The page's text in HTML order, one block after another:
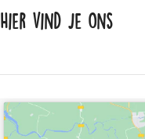
Hier vind je ons